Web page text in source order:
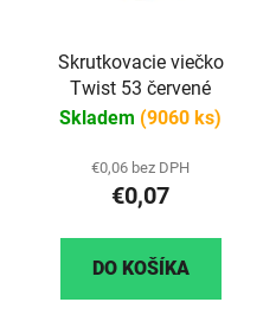
Skrutkovacie viečko
Twist 53 červené
Skladem (9060 ks)
€0,06 bez DPH
€0,07
DO KOŠÍKA